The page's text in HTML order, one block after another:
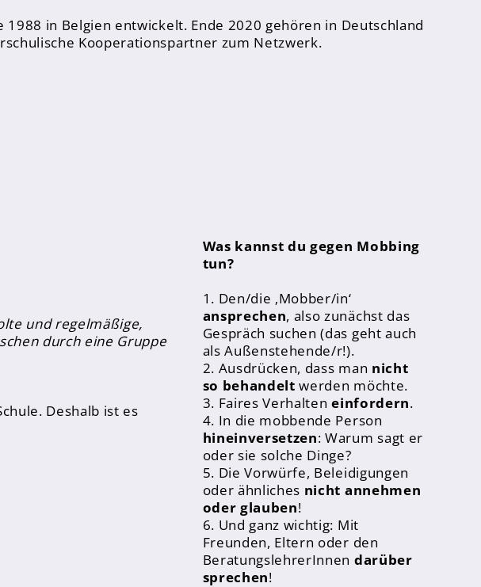
1988 in Belgien entwickelt. Ende 2020 gehören in Deutschland
Kooperationspartner zum Netzwerk.
und regelmäßige,
durch eine Gruppe
Deshalb ist es
Was kannst du gegen Mobbing
tun?
1. Den/die ‚Mobber/in‘
ansprechen, also zunächst das
Gespräch suchen (das geht auch
als Außenstehende/r!).
2. Ausdrücken, dass man nicht
so behandelt werden möchte.
3. Faires Verhalteneinfordern.
4. In die mobbende Person
hineinversetzen: Warum sagt er
oder sie solche Dinge?
5. Die Vorwürfe, Beleidigungen
oder ähnliches nicht annehmen
oder glauben!
6. Und ganz wichtig: Mit
Freunden, Eltern oder den
BeratungslehrerInnen darüber
sprechen!